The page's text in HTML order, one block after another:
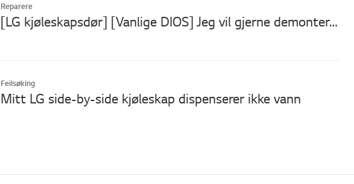
Reparere
[LG kjøleskapsdør] [Vanlige DIOS] Jeg vil gjerne demontere (skille) døren.
Feilsøking
Mitt LG side-by-side kjøleskap dispenserer ikke vann